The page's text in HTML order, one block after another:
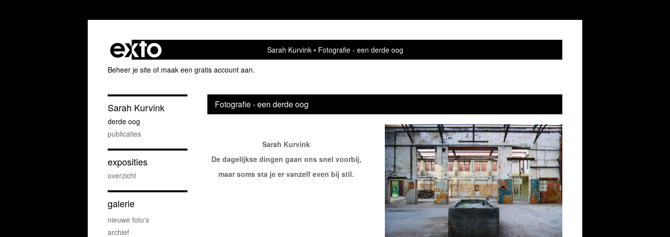
Sarah Kurvink
Fotografie - een derde oog
Beheer je site of maak een gratis account aan.
Fotografie - een derde oog
Sarah Kurvink
De dagelijkse dingen gaan ons snel voorbij,
maar soms sta je er vanzelf even bij stil.
Sarah Kurvink
derde oog
publicaties
exposities
overzicht
galerie
nieuwe foto's
archief